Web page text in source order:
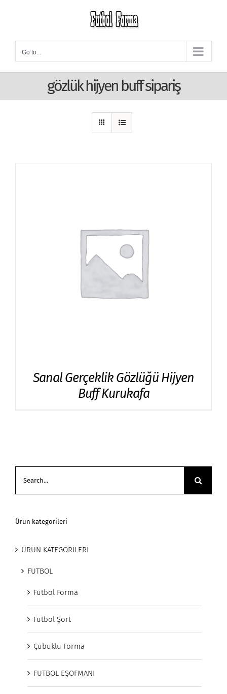
content
Go to...
gözlük hijyen buff sipariş
Sanal Gerçeklik Gözlüğü Hijyen
Buff Kurukafa
Ürün kategorileri
ÜRÜN KATEGORİLERİ
FUTBOL
Futbol Forma
Futbol Şort
Çubuklu Forma
FUTBOL EŞOFMANI